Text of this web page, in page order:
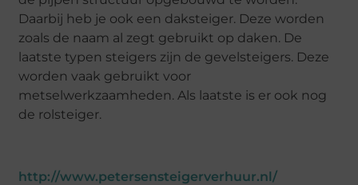
Daarbij heb je ook een daksteiger. Deze worden
zoals de naam al zegt gebruikt op daken. De
laatste typen steigers zijn de gevelsteigers. Deze
worden vaak gebruikt voor
metselwerkzaamheden. Als laatste is er ook nog
de rolsteiger.
http://www.petersensteigerverhuur.nl/